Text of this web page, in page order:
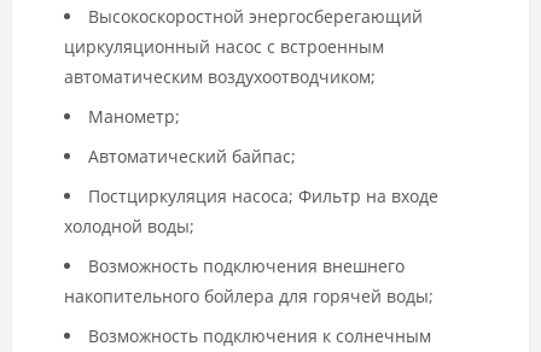
Высокоскоростной энергосберегающий
циркуляционный насос с встроенным
автоматическим воздухоотводчиком;
Манометр;
Автоматический байпас;
Постциркуляция насоса; Фильтр на входе
холодной воды;
Возможность подключения внешнего
накопительного бойлера для горячей воды;
Возможность подключения к солнечным